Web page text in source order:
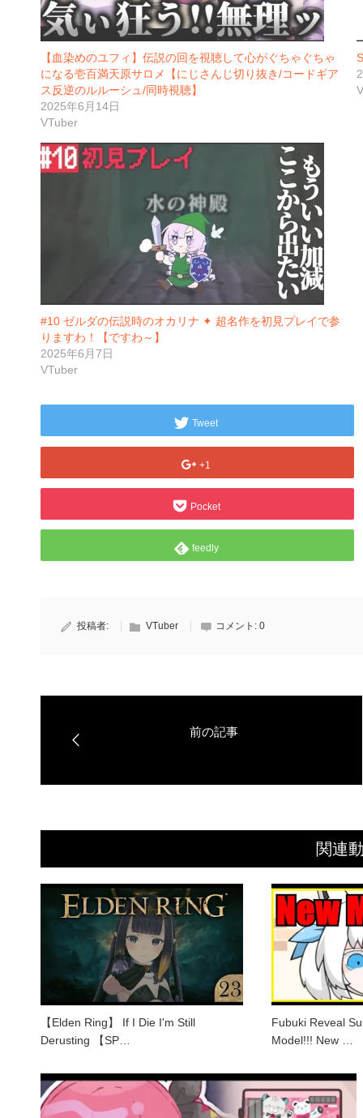
【血染めのユフィ】伝説の回を視聴して心がぐちゃぐちゃ
になる壱百満天原サロメ【にじさんじ切り抜き/コードギア
ス反逆のルルーシュ/同時視聴】
2025年6月14日
VTuber
#10 ゼルダの伝説時のオカリナ ✦ 超名作を初見プレイで参
りますわ！【ですわ～】
2025年6月7日
VTuber
Tweet
+1
Pocket
feedly
投稿者: VTuber コメント: 0
関連
【Elden Ring】 If I Die I'm Still
Derusting 【SP…
Fubuki Reveal
Model!!! New …